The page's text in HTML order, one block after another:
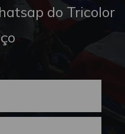
do Tricolor